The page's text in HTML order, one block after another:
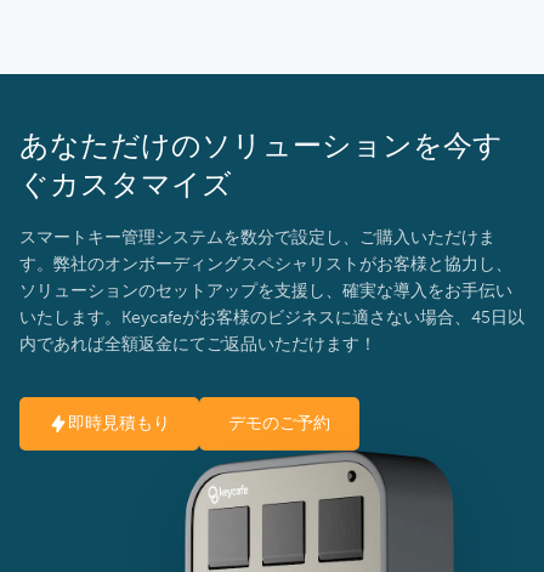
あなただけのソリューションを今す
ぐカスタマイズ
スマートキー管理システムを数分で設定し、ご購入いただけま
す。弊社のオンボーディングスペシャリストがお客様と協力し、
ソリューションのセットアップを支援し、確実な導入をお手伝い
いたします。Keycafeがお客様のビジネスに適さない場合、45日以
内であれば全額返金にてご返品いただけます！
即時見積もり デモのご予約